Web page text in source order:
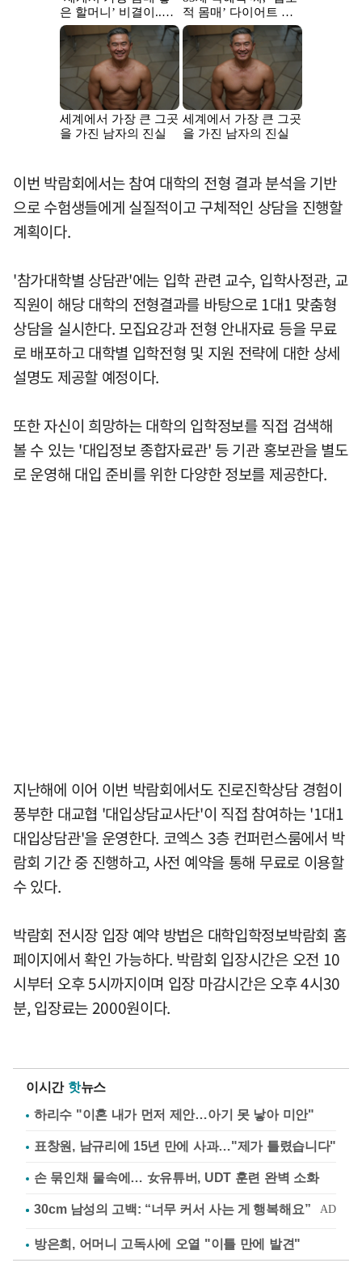
이번 박람회에서는 참여 대학의 전형 결과 분석을 기반
으로 수험생들에게 실질적이고 구체적인 상담을 진행할
계획이다.
'참가대학별 상담관'에는 입학 관련 교수, 입학사정관, 교
직원이 해당 대학의 전형결과를 바탕으로 1대1 맞춤형
상담을 실시한다. 모집요강과 전형 안내자료 등을 무료
로 배포하고 대학별 입학전형 및 지원 전략에 대한 상세
설명도 제공할 예정이다.
또한 자신이 희망하는 대학의 입학정보를 직접 검색해
볼 수 있는 '대입정보 종합자료관' 등 기관 홍보관을 별도
로 운영해 대입 준비를 위한 다양한 정보를 제공한다.
지난해에 이어 이번 박람회에서도 진로진학상담 경험이
풍부한 대교협 '대입상담교사단'이 직접 참여하는 '1대1
대입상담관'을 운영한다. 코엑스 3층 컨퍼런스룸에서 박
람회 기간 중 진행하고, 사전 예약을 통해 무료로 이용할
수 있다.
박람회 전시장 입장 예약 방법은 대학입학정보박람회 홈
페이지에서 확인 가능하다. 박람회 입장시간은 오전 10
시부터 오후 5시까지이며 입장 마감시간은 오후 4시30
분, 입장료는 2000원이다.
이시간 핫뉴스
하리수 "이혼 내가 먼저 제안…아기 못 낳아 미안"
표창원, 남규리에 15년 만에 사과…"제가 틀렸습니다"
손 묶인채 물속에… 女유튜버, UDT 훈련 완벽 소화
방은희, 어머니 고독사에 오열 "이틀 만에 발견"